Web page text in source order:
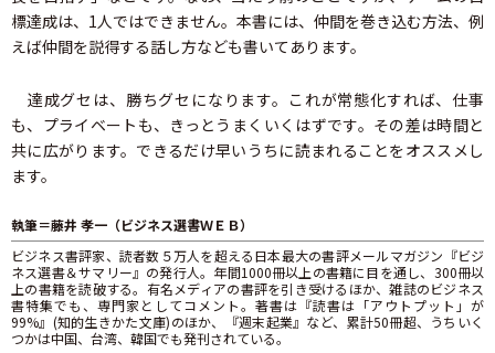
標達成は、1人ではできません。本書には、仲間を巻き込む方法、例
えば仲間を説得する話し方なども書いてあります。
達成グセは、勝ちグセになります。これが常態化すれば、仕事
も、プライベートも、きっとうまくいくはずです。その差は時間と
共に広がります。できるだけ早いうちに読まれることをオススメし
ます。
執筆＝藤井 孝一（ビジネス選書ＷＥＢ）
ビジネス書評家、読者数５万人を超える日本最大の書評メールマガジン『ビジ
ネス選書＆サマリー』の発行人。年間1000冊以上の書籍に目を通し、300冊以
上の書籍を読破する。有名メディアの書評を引き受けるほか、雑誌のビジネス
書特集でも、専門家としてコメント。著書は『読書は「アウトプット」が
99%』(知的生きかた文庫)のほか、『週末起業』など、累計50冊超、うちいく
つかは中国、台湾、韓国でも発刊されている。